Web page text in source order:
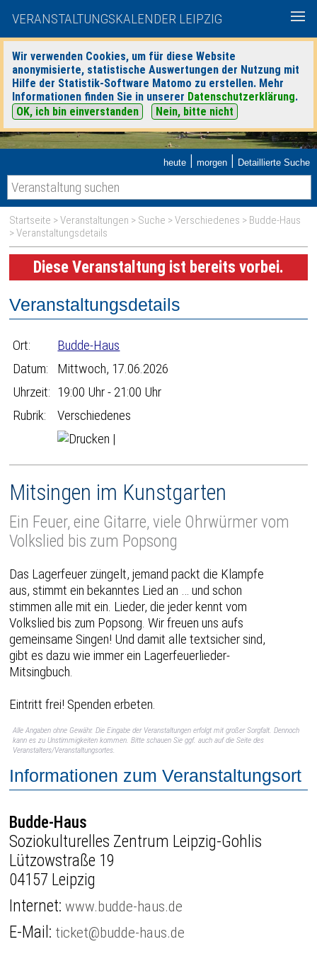
VERANSTALTUNGSKALENDER LEIPZIG
Wir verwenden Cookies, um für diese Website
anonymisierte, statistische Auswertungen der Nutzung mit
Hilfe der Statistik-Software Matomo zu erstellen. Mehr
Informationen finden Sie in unserer Datenschutzerklärung.
OK, ich bin einverstanden
Nein, bitte nicht
heute | morgen | Detaillierte Suche
Startseite >Veranstaltungen > Suche >Verschiedenes > Budde-Haus
> Veranstaltungsdetails
Diese Veranstaltung ist bereits vorbei.
Veranstaltungsdetails
Ort:
Budde-Haus
Datum:
Mittwoch, 17.06.2026
Uhrzeit: 19:00 Uhr - 21:00 Uhr
Rubrik:
Verschiedenes
|
Mitsingen im Kunstgarten
Ein Feuer, eine Gitarre, viele Ohrwürmer vom
Volkslied bis zum Popsong
Das Lagerfeuer züngelt, jemand packt die Klampfe
aus, stimmt ein bekanntes Lied an … und schon
stimmen alle mit ein. Lieder, die jeder kennt vom
Volkslied bis zum Popsong. Wir freuen uns aufs
gemeinsame Singen! Und damit alle textsicher sind,
gibt es dazu wie immer ein Lagerfeuerlieder-
Mitsingbuch.
Eintritt frei! Spenden erbeten.
Alle Angaben ohne Gewähr. Die Eingabe der Veranstaltungen erfolgt mit großer Sorgfalt. Dennoch
kann es zu Unstimmigkeiten kommen. Bitte schauen Sie ggf. auch auf die Seite des
Veranstalters/Veranstaltungsortes.
Informationen zum Veranstaltungsort
Budde-Haus
Soziokulturelles Zentrum Leipzig-Gohlis
Lützowstraße 19
04157 Leipzig
Internet:www.budde-haus.de
E-Mail: ticket@budde-haus.de